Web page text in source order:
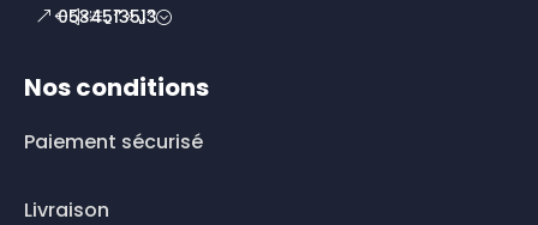
0534513513
Nos conditions
Paiement sécurisé
Livraison